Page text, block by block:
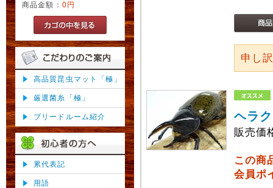
商品金額： 0円
高品質昆虫マット「極」
厳選菌糸「極」
ブリードルーム紹介
累代表記
用語
申し
ヘラ
販売価
この商
会員ポ